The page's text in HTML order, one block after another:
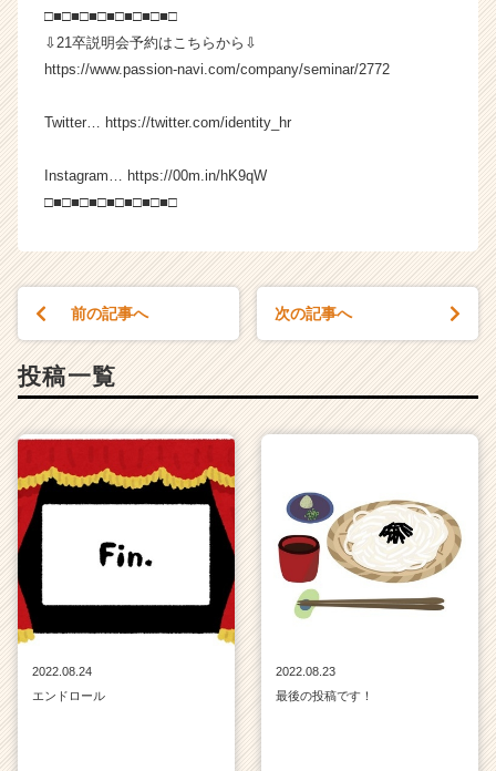
□■□■□■□■□■□■□■□
⇩21卒説明会予約はこちらから⇩
https://www.passion-navi.com/company/seminar/2772
Twitter… https://twitter.com/identity_hr
Instagram… https://00m.in/hK9qW
□■□■□■□■□■□■□■□
前の記事へ 次の記事へ
投稿一覧
2022.08.24
エンドロール
2022.08.23
最後の投稿です！